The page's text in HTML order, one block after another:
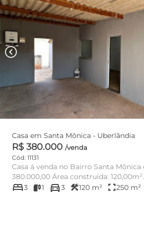
chevron_left
Casa em Santa Mônica - Uberlândia
R$ 380.000 /venda
Cód: 11131
Casa á venda no Bairro Santa Mônica
380.000,00 Área construída: 120,00m². Área de terreno:
250,...
bed3 1 directions_car3 construction120 m² fullscreen250 m²